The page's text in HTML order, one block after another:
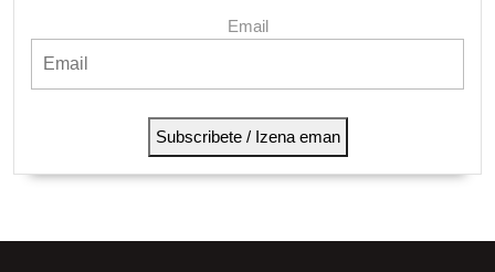
Email
Subscribete / Izena eman